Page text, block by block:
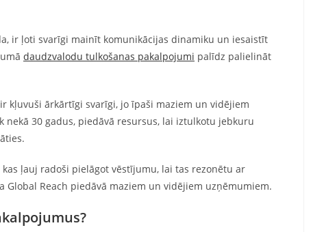
ir ļoti svarīgi mainīt komunikācijas dinamiku un iesaistīt
daudzvalodu tulkošanas pakalpojumi palīdz palielināt
kļuvuši ārkārtīgi svarīgi, jo īpaši maziem un vidējiem
30 gadus, piedāvā resursus, lai iztulkotu jebkuru
ļauj radoši pielāgot vēstījumu, lai tas rezonētu ar
Reach piedāvā maziem un vidējiem uzņēmumiem.